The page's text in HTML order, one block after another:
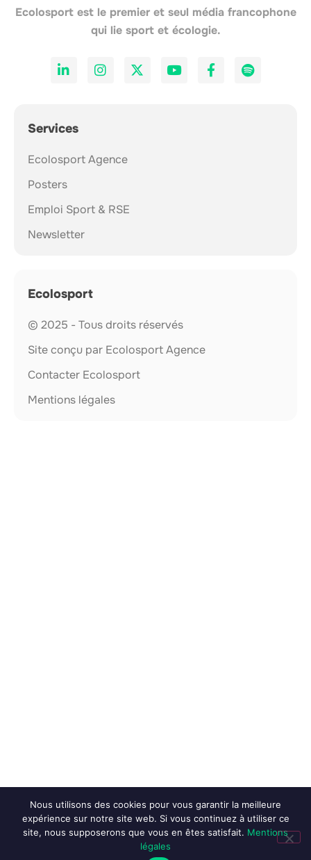
Ecolosport est le premier et seul média francophone
qui lie sport et écologie.
Services
Ecolosport Agence
Posters
Emploi Sport & RSE
Newsletter
Ecolosport
© 2025 - Tous droits réservés
Site conçu par Ecolosport Agence
Contacter Ecolosport
Mentions légales
Nous utilisons des cookies pour vous garantir la meilleure
expérience sur notre site web. Si vous continuez à utiliser ce
site, nous supposerons que vous en êtes satisfait. Mentions
légales